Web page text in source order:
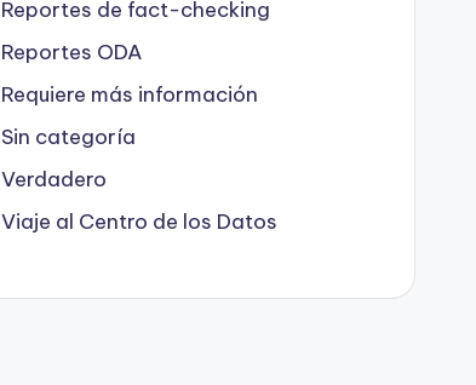
Reportes de fact-checking
Reportes ODA
Requiere más información
Sin categoría
Verdadero
Viaje al Centro de los Datos